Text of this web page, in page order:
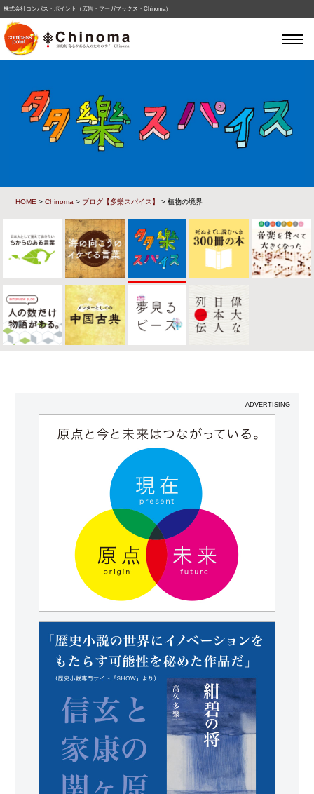
株式会社コンパス・ポイント（広告・フーガブックス・Chinoma）
HOME >Chinoma > ブログ【多樂スパイス】 > 植物の境界
ADVERTISING